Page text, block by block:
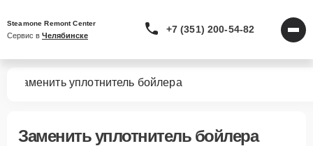
Steamone Remont Center
Сервис в Челябинске
+7 (351) 200-54-82
Заменить уплотнитель бойлера
Заменить уплотнитель бойлера